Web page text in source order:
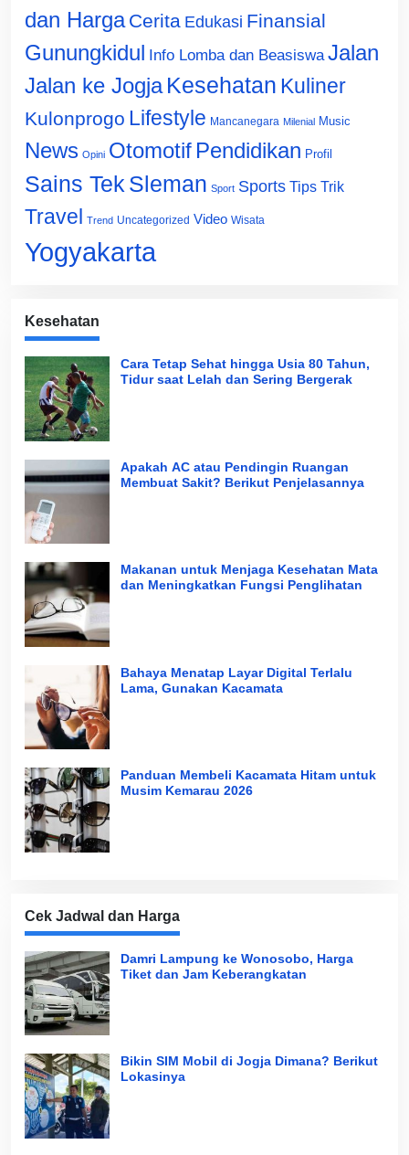
dan Harga Cerita Edukasi Finansial
Gunungkidul Info Lomba dan Beasiswa Jalan
Jalan ke Jogja Kesehatan Kuliner
Kulonprogo Lifestyle Mancanegara Milenial Music
News Opini Otomotif Pendidikan Profil
Sains Tek Sleman Sport Sports Tips Trik
Travel Trend Uncategorized Video Wisata
Yogyakarta
Kesehatan
Cara Tetap Sehat hingga Usia 80 Tahun,
Tidur saat Lelah dan Sering Bergerak
Apakah AC atau Pendingin Ruangan
Membuat Sakit? Berikut Penjelasannya
Makanan untuk Menjaga Kesehatan Mata
dan Meningkatkan Fungsi Penglihatan
Bahaya Menatap Layar Digital Terlalu
Lama, Gunakan Kacamata
Panduan Membeli Kacamata Hitam untuk
Musim Kemarau 2026
Cek Jadwal dan Harga
Damri Lampung ke Wonosobo, Harga
Tiket dan Jam Keberangkatan
Bikin SIM Mobil di Jogja Dimana? Berikut
Lokasinya